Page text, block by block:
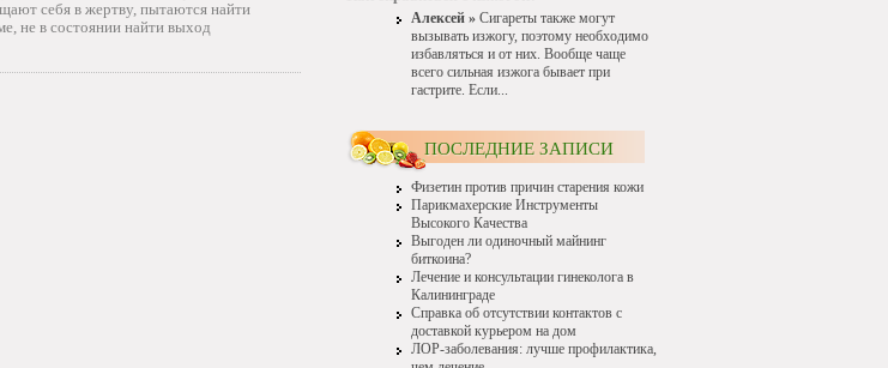
себя в жертву, пытаются найти
не в состоянии найти выход
Алексей » Сигареты также могут
вызывать изжогу, поэтому необходимо
избавляться и от них. Вообще чаще
всего сильная изжога бывает при
гастрите. Если...
ПОСЛЕДНИЕ ЗАПИСИ
Физетин против причин старения кожи
Парикмахерские Инструменты
Высокого Качества
Выгоден ли одиночный майнинг
биткоина?
Лечение и консультации гинеколога в
Калининграде
Справка об отсутствии контактов с
доставкой курьером на дом
ЛОР-заболевания: лучше профилактика,